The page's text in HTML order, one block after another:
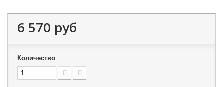
6 570 руб
Количество